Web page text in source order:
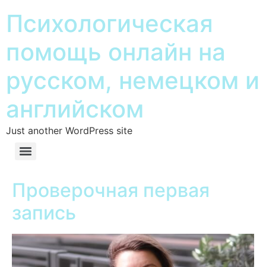
Психологическая
помощь онлайн на
русском, немецком и
английском
Just another WordPress site
Проверочная первая
запись